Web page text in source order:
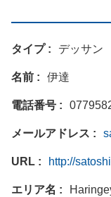
タイプ デッサン
名前 伊達
電話番号
メールアドレス
URL http://
エリア名